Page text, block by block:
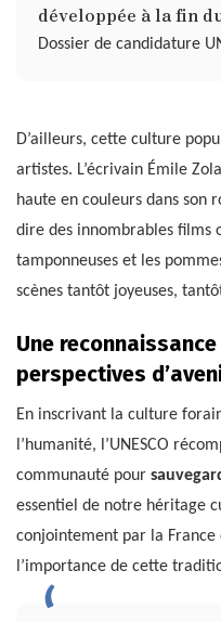
développée à la fin
Dossier de candidature
D’ailleurs, cette culture
artistes. L’écrivain Émile
haute en couleurs dans son
dire des innombrables films
tamponneuses et les
scènes tantôt joyeuses,
Une
perspectives
En inscrivant la culture
l’humanité, l’UNESCO
communauté pour
essentiel de notre héritage
conjointement par la
l’importance de cette